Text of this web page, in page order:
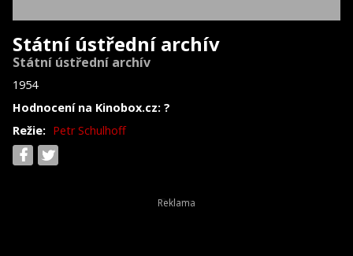
Státní ústřední archív
Státní ústřední archív
1954
Hodnocení na Kinobox.cz: ?
Režie: Petr Schulhoff